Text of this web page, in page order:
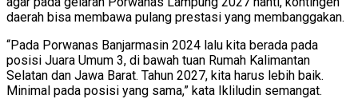
daerah bisa membawa pulang prestasi yang membanggakan.
“Pada Porwanas Banjarmasin 2024 lalu kita berada pada
posisi Juara Umum 3, di bawah tuan Rumah Kalimantan
Selatan dan Jawa Barat. Tahun 2027, kita harus lebih baik.
Minimal pada posisi yang sama,” kata Ikliludin semangat.